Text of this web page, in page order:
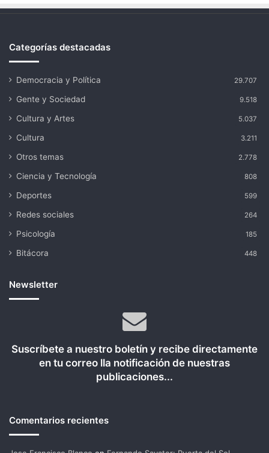
Categorías destacadas
Democracia y Política 29.707
Gente y Sociedad 9.518
Cultura y Artes 5.037
Cultura 3.211
Otros temas 2.778
Ciencia y Tecnología 808
Deportes 599
Redes sociales 264
Psicología 185
Bitácora 448
Newsletter
Suscríbete a nuestro boletín y recibe directamente
en tu correo lla notificación de nuestras
publicaciones...
Comentarios recientes